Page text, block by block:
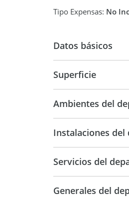
Tipo Expensas: No
Datos básicos
Departamento
Superficie
Ambientes del
Instalaciones
Servicios del
Generales del